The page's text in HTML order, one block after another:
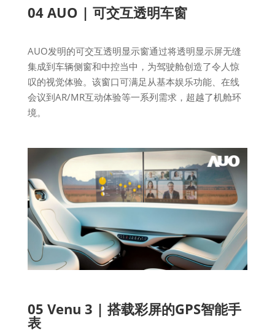
04 AUO | 可交互透明车窗
AUO发明的可交互透明显示窗通过将透明显示屏无缝
集成到车辆侧窗和中控当中，为驾驶舱创造了令人惊
叹的视觉体验。该窗口可满足从基本娱乐功能、在线
会议到AR/MR互动体验等一系列需求，超越了机舱环
境。
05 Venu 3 | 搭载彩屏的GPS智能手
表